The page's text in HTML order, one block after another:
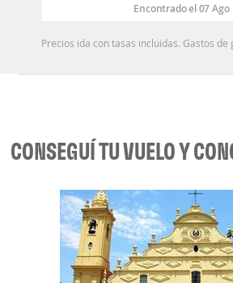
Encontrado el 07 Ago
Precios ida con tasas incluidas. Gastos de
CONSEGUÍ TU VUELO Y